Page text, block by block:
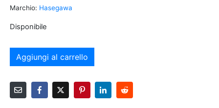
Marchio: Hasegawa
Disponibile
Aggiungi al carrello